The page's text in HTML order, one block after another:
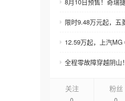
限时9.48万元起，五
12.59万起，上汽MG
全程零故障穿越阴山
关注 粉丝